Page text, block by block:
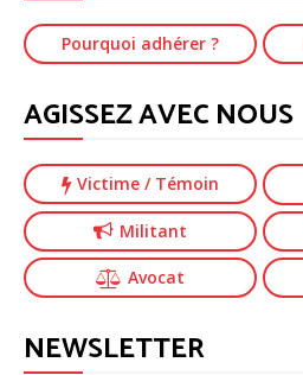
Pourquoi adhérer ?
AGISSEZ AVEC NOUS
Victime / Témoin
Militant
Avocat
NEWSLETTER